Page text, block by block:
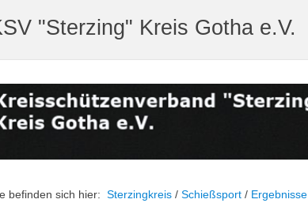
"Sterzing" Kreis Gotha e.V.
befinden sich hier: Sterzingkreis / Schießsport / Ergebnisse